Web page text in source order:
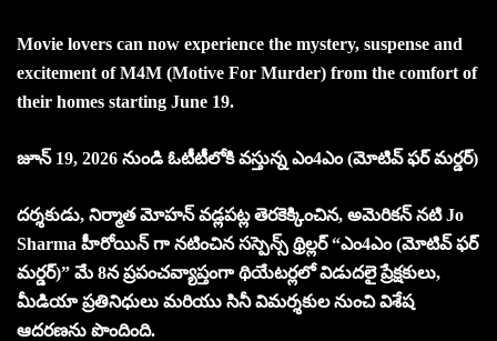
Movie lovers can now experience the mystery, suspense and
excitement of M4M (Motive For Murder) from the comfort of
their homes starting June 19.
జూన్ 19, 2026 నుండి ఓటీటీలోకి వస్తున్న ఎం4ఎం (మోటివ్ ఫర్ మర్డర్)
దర్శకుడు, నిర్మాత మోహన్ వడ్లపట్ల తెరకెక్కించిన, అమెరికన్ నటి Jo
Sharma హీరోయిన్ గా నటించిన సస్పెన్స్ థ్రిల్లర్ “ఎం4ఎం (మోటివ్ ఫర్
మర్డర్)” మే 8న ప్రపంచవ్యాప్తంగా థియేటర్లలో విడుదలై ప్రేక్షకులు,
మీడియా ప్రతినిధులు మరియు సినీ విమర్శకుల నుంచి విశేష
ఆదరణను పొందింది.